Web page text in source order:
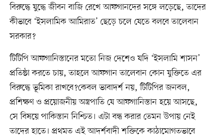
বিরুদ্ধে যুদ্ধে জীবন বাজি রেখে আফগানদের সঙ্গে লড়েছে, তাদের
কীভাবে ‘ইসলামিক আমিরাত’ ছেড়ে চলে যেতে বলবে তালেবান
সরকার?
টিটিপি আফগানিস্তানের মতো নিজ দেশেও যদি ‘ইসলামি শাসন’
প্রতিষ্ঠা করতে চায়, তাহলে আফগান তালেবান কোন যুক্তিতে এর
বিরুদ্ধে ভূমিকা রাখবে?কেবল ভাবাদর্শ নয়, টিটিপির জনবল,
প্রশিক্ষণ ও প্রয়োজনীয় অস্ত্রপাতি যে আফগানিস্তান হয়ে আসছে,
সে বিষয়ে পাকিস্তান নিশ্চিত। এটা বন্ধ করার তেমন উপায় নেই
তাদের হাতে। প্রথমত এই আদর্শবাদী শক্তিকে কাঠামোগতভাবে